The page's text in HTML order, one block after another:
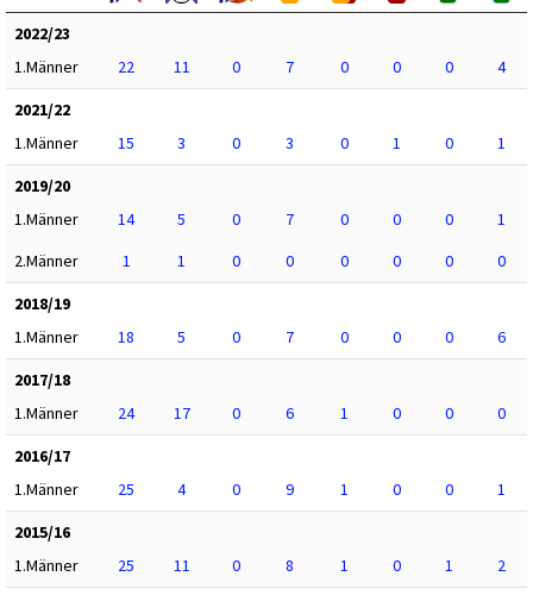
2022/23
1.Männer
22 11 0 7 0 0 0
4
2021/22
1.Männer
15 3 0 3 0 1 0
1
2019/20
1.Männer
14 5 0 7 0 0 0
1
2.Männer
1 1 0 0 0 0 0
0
2018/19
1.Männer
18 5 0 7 0 0 0
6
2017/18
1.Männer
24 17 0 6 1 0 0
0
2016/17
1.Männer
25 4 0 9 1 0 0
1
2015/16
1.Männer
25 11 0 8 1 0 1
2